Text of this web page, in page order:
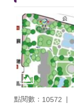
點閱數： 10572